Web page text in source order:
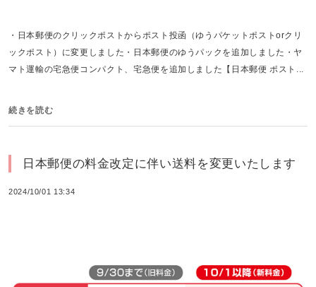
・日本郵便のクリックポストからポスト投函（ゆうパケットポストorクリ
ックポスト）に変更しました・日本郵便のゆうパックを追加しました・ヤ
マト運輸の宅急便コンパクト、宅急便を追加しました【日本郵便 ポスト...
続きを読む
日本郵便の料金改定に伴い送料を変更いたします
2024/10/01 13:34